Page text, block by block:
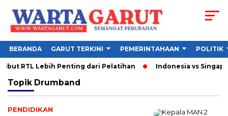
BERANDA GARUT TERKINI PEMERINTAHAAN POLITIK
RTL Lebih Penting dari Pelatihan Indonesia vs
Topik Drumband
PENDIDIKAN